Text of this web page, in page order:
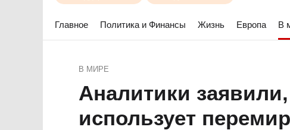
Главное Политика и Финансы Жизнь Европа В
В МИРЕ
Аналитики
использует